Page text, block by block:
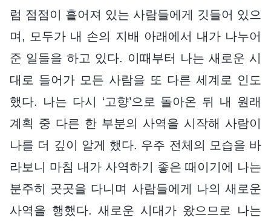
럼 점점이 흩어져 있는 사람들에게 깃들어 있으
며, 모두가 내 손의 지배 아래에서 내가 나누어
준 일들을 하고 있다. 이때부터 나는 새로운 시
대로 들어가 모든 사람을 또 다른 세계로 인도
했다. 나는 다시 ‘고향’으로 돌아온 뒤 내 원래
계획 중 다른 한 부분의 사역을 시작해 사람이
나를 더 깊이 알게 했다. 우주 전체의 모습을 바
라보니 마침 내가 사역하기 좋은 때이기에 나는
분주히 곳곳을 다니며 사람들에게 나의 새로운
사역을 행했다. 새로운 시대가 왔으므로 나는